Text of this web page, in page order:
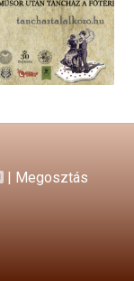
| Megosztás